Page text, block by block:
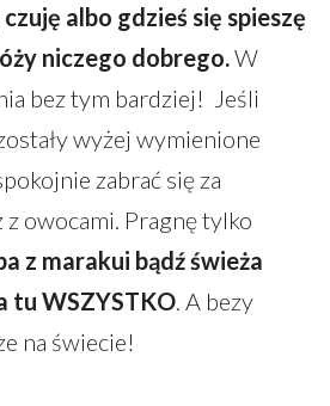
czuję albo gdzieś się spieszę
niczego dobrego.W
bez tym bardziej! Jeśli
wyżej wymienione
zabrać się za
z owocami. Pragnę tylko
z marakui bądź świeża
tu WSZYSTKO. A bezy
na świecie!